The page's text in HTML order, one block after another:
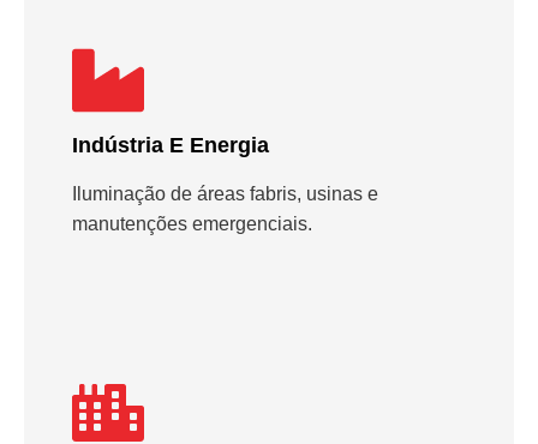
Indústria E Energia
Iluminação de áreas fabris, usinas e
manutenções emergenciais.